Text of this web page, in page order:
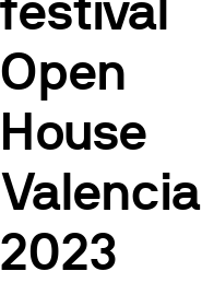
Open
House
Valencia
2023